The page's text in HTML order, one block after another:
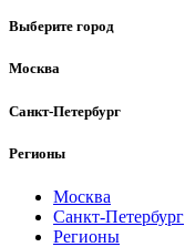
Выберите город
Москва
Санкт-Петербург
Регионы
Москва
Санкт-Петербург
Регионы